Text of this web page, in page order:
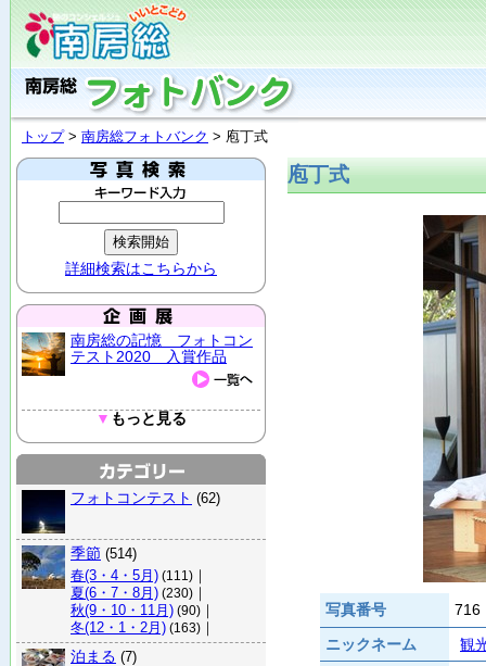
トップ> 南房総フォトバンク > 庖丁式
詳細検索はこちらから
南房総の記憶 フォトコン
テスト2020 入賞作品
▼ もっと見る
フォトコンテスト (62)
季節 (514)
春(3・4・5月) (111) ｜
夏(6・7・8月) (230) ｜
秋(9・10・11月) (90) ｜
冬(12・1・2月) (163) ｜
泊まる (7)
庖丁式
写真番号
716
ニックネーム
観